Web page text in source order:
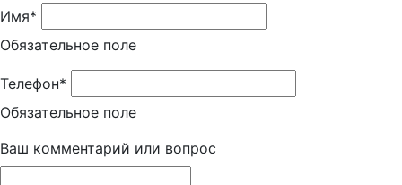
Имя*
Обязательное поле
Телефон*
Обязательное поле
Ваш комментарий или вопрос